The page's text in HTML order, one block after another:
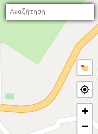
+
−